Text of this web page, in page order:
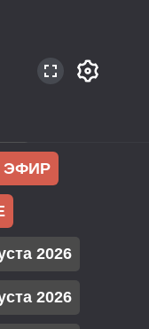
Pop
ЭФИР
2026
2026